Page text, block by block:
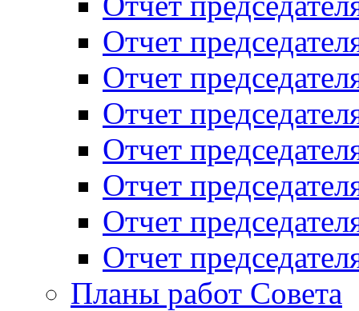
Отчет
Отчет
Отчет
Отчет
Отчет
Отчет
Отчет
Планы работ Совета